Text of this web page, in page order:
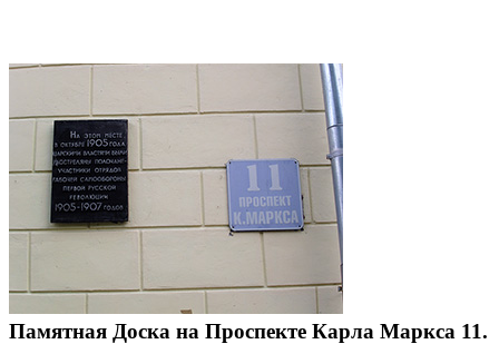
Памятная Доска на Проспекте Карла Маркса 11.